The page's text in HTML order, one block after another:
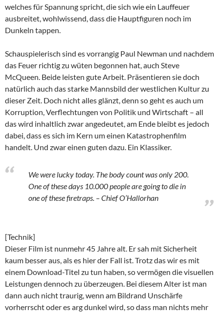
welches für Spannung spricht, die sich wie ein Lauffeuer
ausbreitet, wohlwissend, dass die Hauptfiguren noch im
Dunkeln tappen.
Schauspielerisch sind es vorrangig Paul Newman und nachdem
das Feuer richtig zu wüten begonnen hat, auch Steve
McQueen. Beide leisten gute Arbeit. Präsentieren sie doch
natürlich auch das starke Mannsbild der westlichen Kultur zu
dieser Zeit. Doch nicht alles glänzt, denn so geht es auch um
Korruption, Verflechtungen von Politik und Wirtschaft – all
das wird inhaltlich zwar angedeutet, am Ende bleibt es jedoch
dabei, dass es sich im Kern um einen Katastrophenfilm
handelt. Und zwar einen guten dazu. Ein Klassiker.
We were lucky today. The body count was only 200.
One of these days 10.000 people are going to die in
one of these firetraps. – Chief O’Hallorhan
[Technik]
Dieser Film ist nunmehr 45 Jahre alt. Er sah mit Sicherheit
kaum besser aus, als es hier der Fall ist. Trotz das wir es mit
einem Download-Titel zu tun haben, so vermögen die visuellen
Leistungen dennoch zu überzeugen. Bei diesem Alter ist man
dann auch nicht traurig, wenn am Bildrand Unschärfe
vorherrscht oder es arg dunkel wird, so dass man nichts mehr